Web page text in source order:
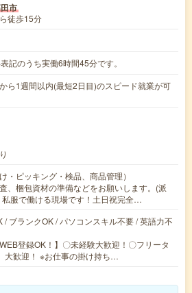
市
徒歩15分
記のうち実働6時間45分です。
ら1週間以内(最短2日目)のスピード就業が可
・ピッキング・検品、商品管理）
、梱包資材の準備などをお願いします。(派
服で働ける現場です！土日祝完全…
/ ブランクOK / パソコンスキル不要 / 英語力不
登録OK！】〇未経験大歓迎！〇フリータ
歓迎！ ※お仕事の掛け持ち…